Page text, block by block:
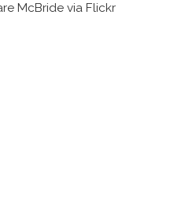
McBride via Flickr